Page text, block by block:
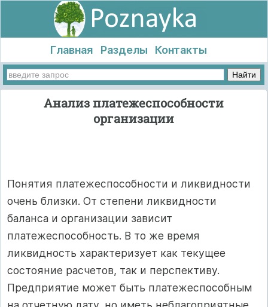
Главная Разделы Контакты
Анализ платежеспособности
организации
Понятия платежеспособности и ликвидности
очень близки. От степени ликвидности
баланса и организации зависит
платежеспособность. В то же время
ликвидность характеризует как текущее
состояние расчетов, так и перспективу.
Предприятие может быть платежеспособным